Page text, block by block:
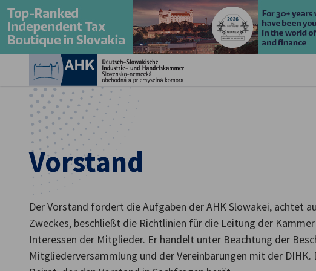
Einstellungen
German
Vorstand
Der Vorstand fördert die Aufgaben der AHK Slowakei, achtet
Zweckes, beschließt die Richtlinien für die Leitung der
Interessen der Mitglieder. Er handelt unter Beachtung der
Mitgliederversammlung und der Vereinbarungen mit der DIHK.